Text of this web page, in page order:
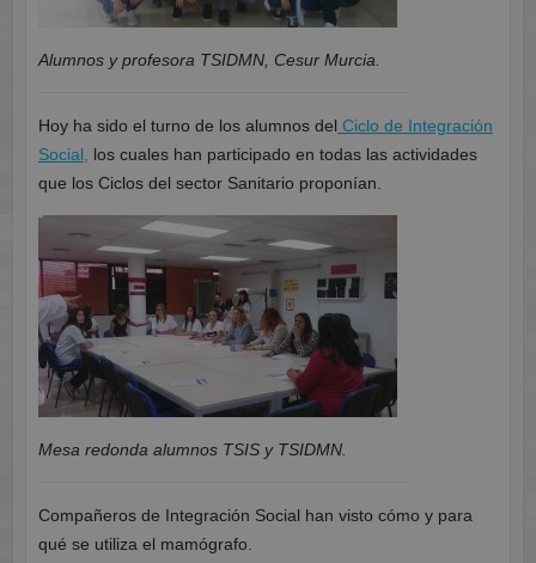
Alumnos y profesora TSIDMN, Cesur Murcia.
Hoy ha sido el turno de los alumnos del Ciclo de Integración
Social, los cuales han participado en todas las actividades
que los Ciclos del sector Sanitario proponían.
Mesa redonda alumnos TSIS y TSIDMN.
Compañeros de Integración Social han visto cómo y para
qué se utiliza el mamógrafo.